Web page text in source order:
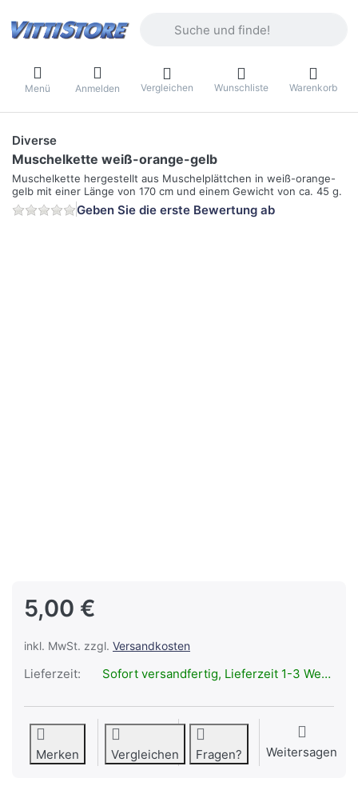
Menü Anmelden Vergleichen Wunschliste Warenkorb
Diverse
Muschelkette weiß-orange-gelb
Muschelkette hergestellt aus Muschelplättchen in weiß-orange-
gelb mit einer Länge von 170 cm und einem Gewicht von ca. 45 g.
Geben Sie die erste Bewertung ab
5,00 €
inkl. MwSt. zzgl. Versandkosten
Lieferzeit: Sofort versandfertig, Lieferzeit 1-3 Werktage.
Merken Vergleichen Fragen? Weitersagen